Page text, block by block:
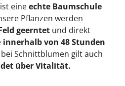
eineechte Baumschule
Pflanzen werden
geerntetund direkt
innerhalb von 48 Stunden
Schnittblumen gilt auch
über Vitalität.